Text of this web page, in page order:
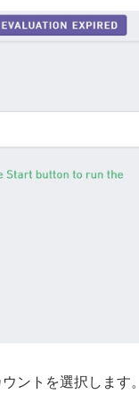
ントを選択します。